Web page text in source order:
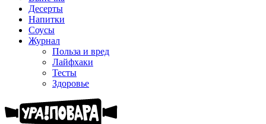
Десерты
Напитки
Соусы
Журнал
Польза и вред
Лайфхаки
Тесты
Здоровье